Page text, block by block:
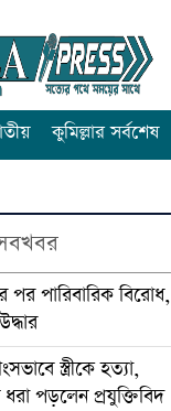
কুমিল্লার সর্বশেষ
পর পারিবারিক বিরোধ,
স্ত্রীকে হত্যা,
পড়লেন প্রযুক্তিবিদ